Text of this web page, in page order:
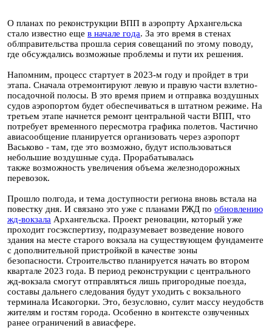
О планах по реконструкции ВПП в аэропрту Архангельска
стало известно еще в начале года. За это время в стенах
облправительства прошла серия совещаний по этому поводу,
где обсуждались возможные проблемы и пути их решения.
Напомним, процесс стартует в 2023-м году и пройдет в три
этапа. Сначала отремонтируют левую и правую части взлетно-
посадочной полосы. В это время прием и отправка воздушных
судов аэропортом будет обеспечиваться в штатном режиме. На
третьем этапе начнется ремонт центральной части ВПП, что
потребует временного пересмотра графика полетов. Частично
авиасообщение планируется организовать через аэропорт
Васьково - там, где это возможно, будут использоваться
небольшие воздушные суда. Прорабатывалась
также возможность увеличения объема железнодорожных
перевозок.
Прошло полгода, и тема доступности региона вновь встала на
повестку дня. И связано это уже с планами РЖД по обновлению
жд-вокзала Архангельска. Проект реновации, который уже
проходит госэкспертизу, подразумевает возведение нового
здания на месте старого вокзала на существующем фундаменте
с дополнительной пристройкой в качестве зоны
безопасности. Строительство планируется начать во втором
квартале 2023 года. В период реконструкции с центрального
жд-вокзала смогут отправляться лишь пригородные поезда,
составы дальнего следования будут уходить с вокзального
терминала Исакогорки. Это, безусловно, сулит массу неудобств
жителям и гостям города. Особенно в контексте озвученных
ранее ограничений в авиасфере.